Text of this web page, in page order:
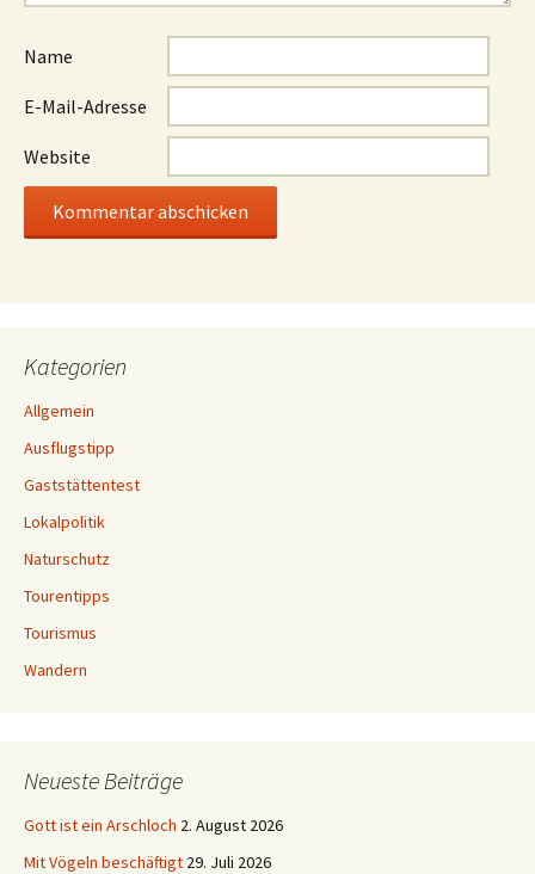
Name
E-Mail-Adresse
Website
Kategorien
Allgemein
Ausflugstipp
Gaststättentest
Lokalpolitik
Naturschutz
Tourentipps
Tourismus
Wandern
Neueste Beiträge
Gott ist ein Arschloch 2. August 2026
Mit Vögeln beschäftigt 29. Juli 2026